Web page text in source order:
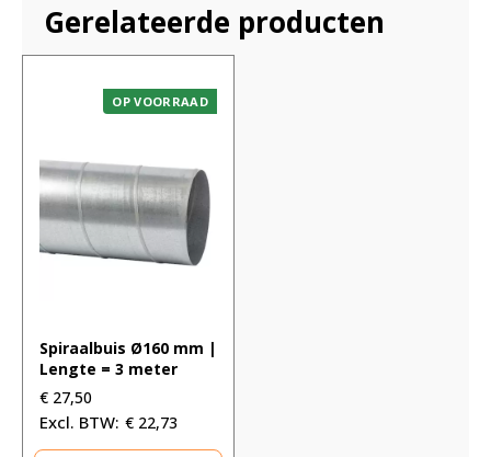
Gerelateerde producten
OP VOORRAAD
Spiraalbuis Ø160 mm |
Lengte = 3 meter
€ 27,50
€ 22,73